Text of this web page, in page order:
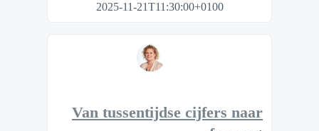
2025-11-21T11:30:00+0100
Van tussentijdse cijfers naar